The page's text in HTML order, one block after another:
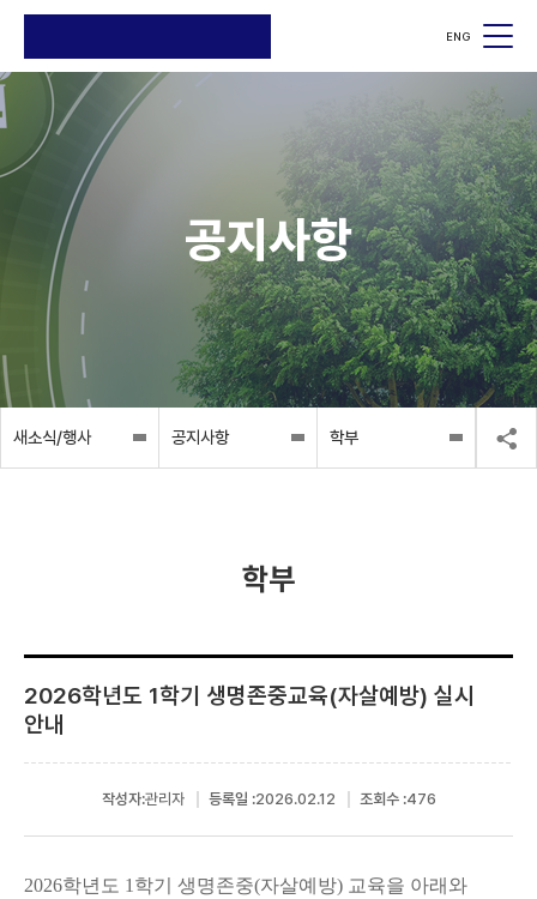
ENG
공지사항
새소식/행사 공지사항 학부
학부
2026학년도 1학기 생명존중교육(자살예방) 실시
안내
작성자:관리자 등록일 :2026.02.12 조회수 :476
2026학년도 1학기 생명존중(자살예방) 교육을 아래와